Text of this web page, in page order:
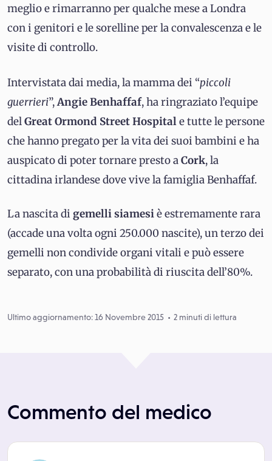
meglio e rimarranno per qualche mese a Londra
con i genitori e le sorelline per la convalescenza e le
visite di controllo.
Intervistata dai media, la mamma dei “piccoli
guerrieri”,Angie Benhaffaf, ha ringraziato l’equipe
delGreat Ormond Street Hospitale tutte le persone
che hanno pregato per la vita dei suoi bambini e ha
auspicato di poter tornare presto aCork, la
cittadina irlandese dove vive la famiglia Benhaffaf.
La nascita di gemelli siamesiè estremamente rara
(accade una volta ogni 250.000 nascite), un terzo dei
gemelli non condivide organi vitali e può essere
separato, con una probabilità di riuscita dell’80%.
Ultimo aggiornamento: 16 Novembre 2015 2 minuti di lettura
Commento del medico